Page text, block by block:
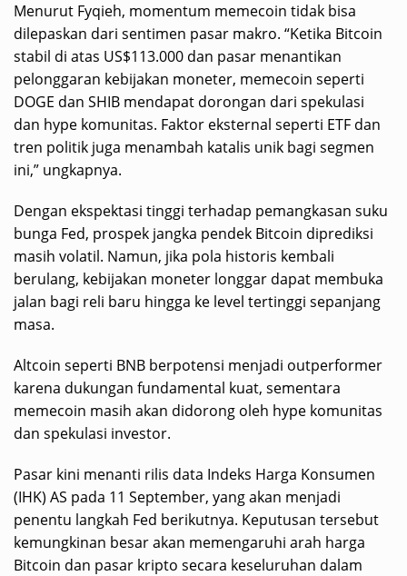
Menurut Fyqieh, momentum memecoin tidak bisa
dilepaskan dari sentimen pasar makro. “Ketika Bitcoin
stabil di atas US$113.000 dan pasar menantikan
pelonggaran kebijakan moneter, memecoin seperti
DOGE dan SHIB mendapat dorongan dari spekulasi
dan hype komunitas. Faktor eksternal seperti ETF dan
tren politik juga menambah katalis unik bagi segmen
ini,” ungkapnya.
Dengan ekspektasi tinggi terhadap pemangkasan suku
bunga Fed, prospek jangka pendek Bitcoin diprediksi
masih volatil. Namun, jika pola historis kembali
berulang, kebijakan moneter longgar dapat membuka
jalan bagi reli baru hingga ke level tertinggi sepanjang
masa.
Altcoin seperti BNB berpotensi menjadi outperformer
karena dukungan fundamental kuat, sementara
memecoin masih akan didorong oleh hype komunitas
dan spekulasi investor.
Pasar kini menanti rilis data Indeks Harga Konsumen
(IHK) AS pada 11 September, yang akan menjadi
penentu langkah Fed berikutnya. Keputusan tersebut
kemungkinan besar akan memengaruhi arah harga
Bitcoin dan pasar kripto secara keseluruhan dalam